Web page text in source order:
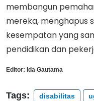
membangun
mereka, menghapus
kesempatan yang
pendidikan dan
Editor: Ida Gautama
Tags: disabilitas